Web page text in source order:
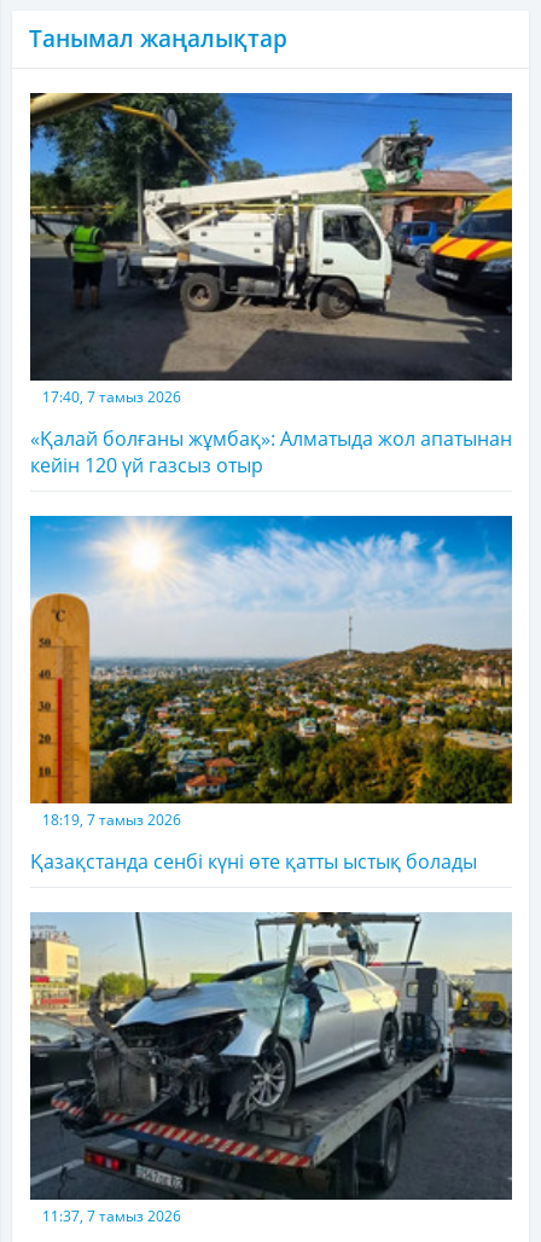
Танымал жаңалықтар
17:40, 7 тамыз 2026
«Қалай болғаны жұмбақ»: Алматыда жол апатынан
кейін 120 үй газсыз отыр
18:19, 7 тамыз 2026
Қазақстанда сенбі күні өте қатты ыстық болады
11:37, 7 тамыз 2026